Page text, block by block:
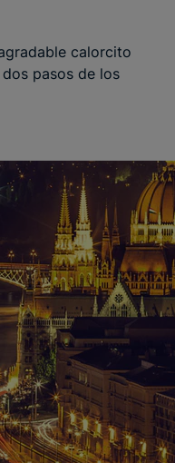
calorcito
dos pasos de los